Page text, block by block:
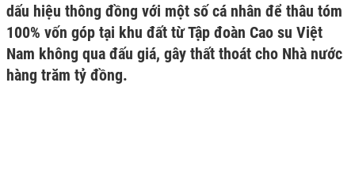
dấu hiệu thông đồng với một số cá nhân để thâu tóm
100% vốn góp tại khu đất từ Tập đoàn Cao su Việt
Nam không qua đấu giá, gây thất thoát cho Nhà nước
hàng trăm tỷ đồng.